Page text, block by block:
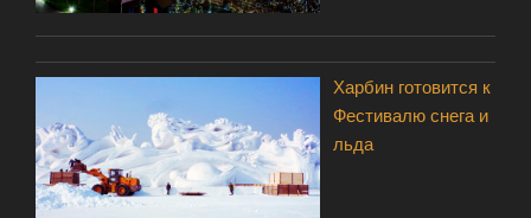
Харбин готовится к
Фестивалю снега и
льда